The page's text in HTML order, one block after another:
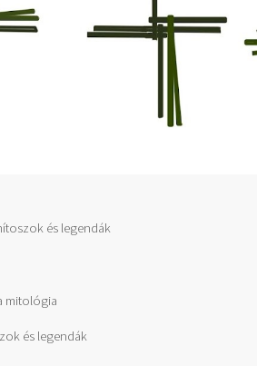
és legendák
​mitológia
és legendák